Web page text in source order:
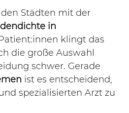
Städten mit der
in
klingt das
die große Auswahl
schwer. Gerade
ist es entscheidend,
spezialisierten Arzt zu